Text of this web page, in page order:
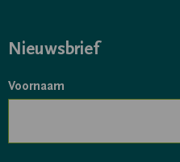
Nieuwsbrief
Voornaam